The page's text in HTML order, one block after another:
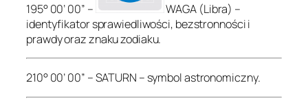
195° 00’ 00” –
WAGA (Libra) –
identyfikator sprawiedliwości, bezstronności i
prawdy oraz znaku zodiaku.
210° 00’ 00” – SATURN – symbol astronomiczny.